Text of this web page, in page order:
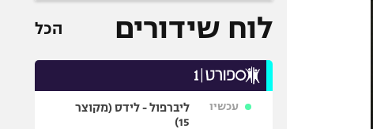
לוח שידורים הכל
עכשיו
ליברפול - לידס (מקוצר
15)